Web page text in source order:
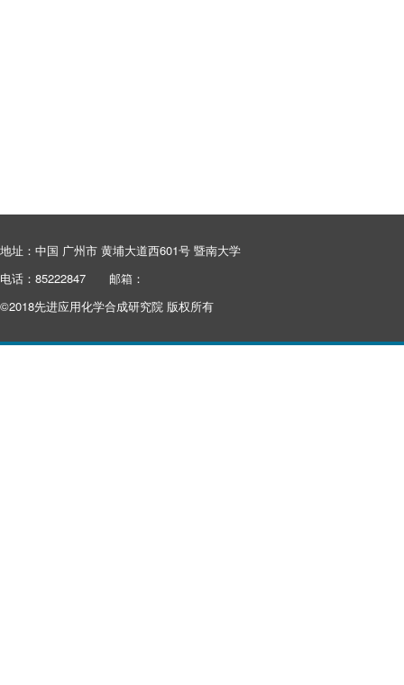
地址：中国 广州市 黄埔大道西601号 暨南大学
电话：85222847
邮箱：
©2018先进应用化学合成研究院 版权所有